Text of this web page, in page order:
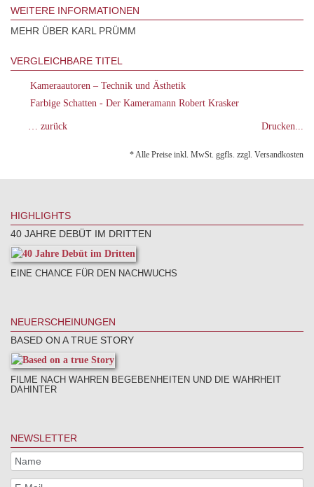
WEITERE INFORMATIONEN
MEHR ÜBER KARL PRÜMM
VERGLEICHBARE TITEL
Kameraautoren – Technik und Ästhetik
Farbige Schatten - Der Kameramann Robert Krasker
… zurück Drucken...
* Alle Preise inkl. MwSt. ggfls. zzgl. Versandkosten
HIGHLIGHTS
40 JAHRE DEBÜT IM DRITTEN
EINE CHANCE FÜR DEN NACHWUCHS
NEUERSCHEINUNGEN
BASED ON A TRUE STORY
FILME NACH WAHREN BEGEBENHEITEN UND DIE WAHRHEIT
DAHINTER
NEWSLETTER